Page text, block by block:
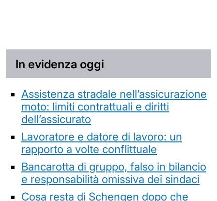
In evidenza oggi
Assistenza stradale nell’assicurazione
moto: limiti contrattuali e diritti
dell’assicurato
Lavoratore e datore di lavoro: un
rapporto a volte conflittuale
Bancarotta di gruppo, falso in bilancio
e responsabilità omissiva dei sindaci
Cosa resta di Schengen dopo che